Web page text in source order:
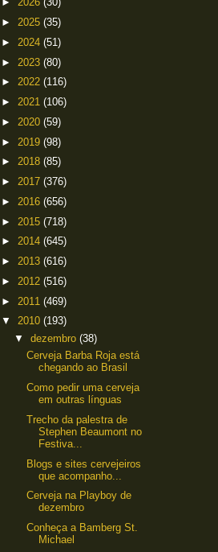
► 2025 (35)
► 2024 (51)
► 2023 (80)
► 2022 (116)
► 2021 (106)
► 2020 (59)
► 2019 (98)
► 2018 (85)
► 2017 (376)
► 2016 (656)
► 2015 (718)
► 2014 (645)
► 2013 (616)
► 2012 (516)
► 2011 (469)
▼ 2010 (193)
▼ dezembro (38)
Cerveja Barba Roja está
chegando ao Brasil
Como pedir uma cerveja
em outras línguas
Trecho da palestra de
Stephen Beaumont no
Festiva...
Blogs e sites cervejeiros
que acompanho...
Cerveja na Playboy de
dezembro
Conheça a Bamberg St.
Michael